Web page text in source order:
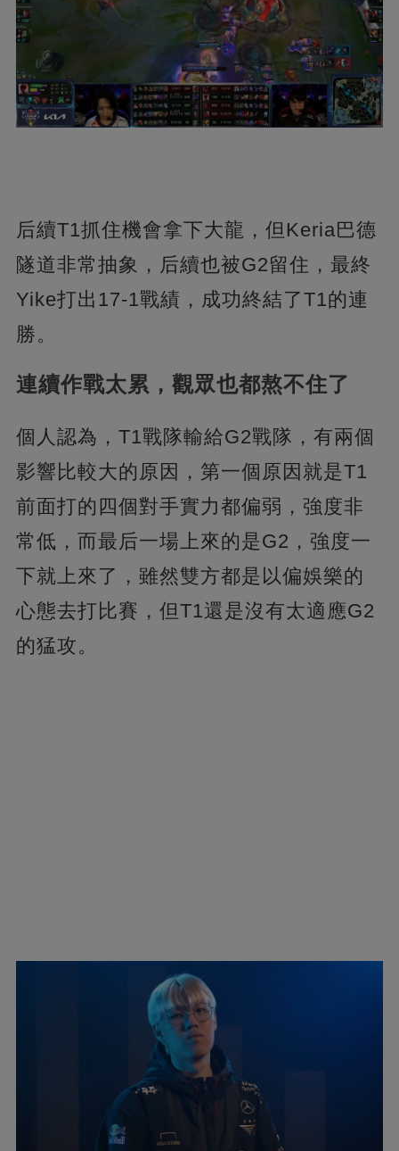
后續T1抓住機會拿下大龍，但Keria巴德
隧道非常抽象，后續也被G2留住，最終
Yike打出17-1戰績，成功終結了T1的連
勝。
連續作戰太累，觀眾也都熬不住了
個人認為，T1戰隊輸給G2戰隊，有兩個
影響比較大的原因，第一個原因就是T1
前面打的四個對手實力都偏弱，強度非
常低，而最后一場上來的是G2，強度一
下就上來了，雖然雙方都是以偏娛樂的
心態去打比賽，但T1還是沒有太適應G2
的猛攻。